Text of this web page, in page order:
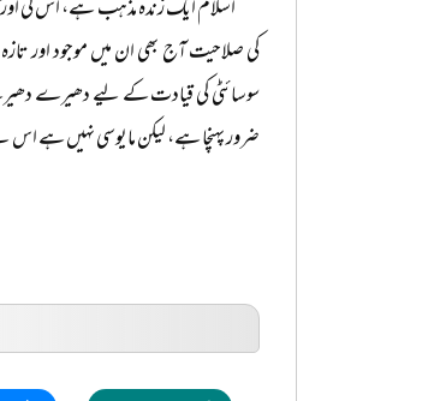
اسلام ایک زندہ مذہب ہے، اس کی
کی صلاحیت آج بھی ان میں موجود اور
سوسائٹی کی قیادت کے لیے دھیرے
ضرور پہنچا ہے، لیکن مایوسی نہیں ہے اس